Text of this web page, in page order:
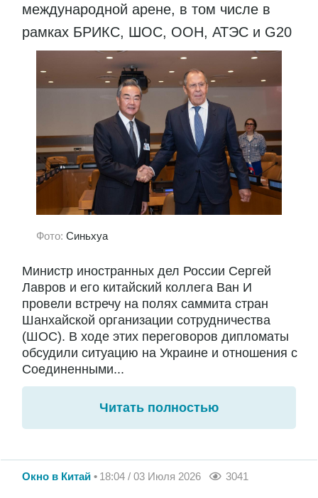
международной арене, в том числе в
рамках БРИКС, ШОС, ООН, АТЭС и G20
Фото: Синьхуа
Министр иностранных дел России Сергей
Лавров и его китайский коллега Ван И
провели встречу на полях саммита стран
Шанхайской организации сотрудничества
(ШОС). В ходе этих переговоров дипломаты
обсудили ситуацию на Украине и отношения с
Соединенными...
Читать полностью
Окно в Китай 18:04 / 03 Июля 2026 3041